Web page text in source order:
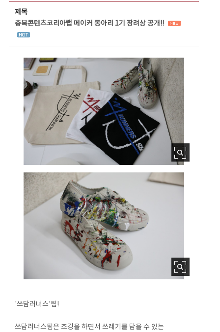
제목
충북콘텐츠코리아랩 메이커 동아리 1기 장려상 공개!!
'쓰담러너스'팀!
쓰담러너스팀은 조깅을 하면서 쓰레기를 담을 수 있는